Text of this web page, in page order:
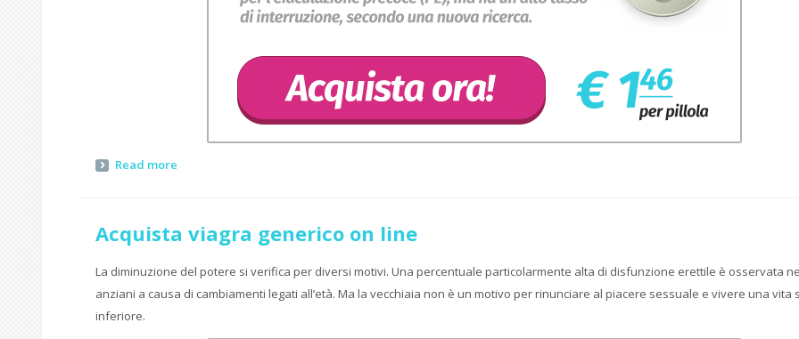
Read more
Acquista viagra generico on line
La diminuzione del potere si verifica per diversi motivi. Una percentuale particolarmente alta di disfunzione erettile è osservata
anziani a causa di cambiamenti legati all’età. Ma la vecchiaia non è un motivo per rinunciare al piacere sessuale e vivere una vita
inferiore.